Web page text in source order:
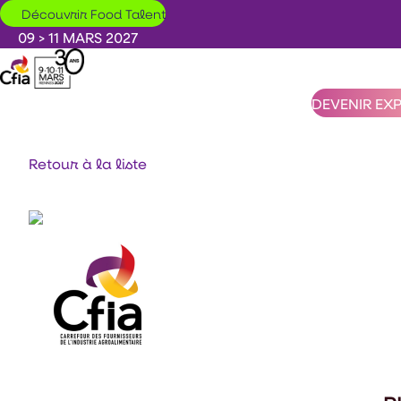
Aller au contenu principal
Découvrir Food Talent
09 > 11 MARS 2027
DEVENIR
Retour à la liste